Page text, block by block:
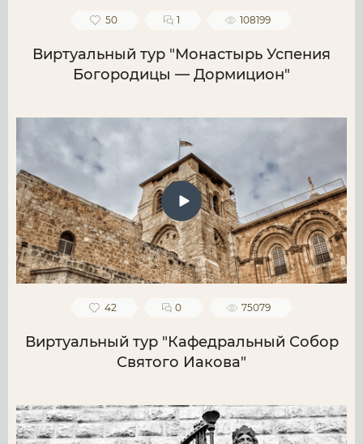
50 1 108199
Виртуальный тур "Монастырь Успения
Богородицы — Дормицион"
42 0 75079
Виртуальный тур "Кафедральный Собор
Святого Иакова"